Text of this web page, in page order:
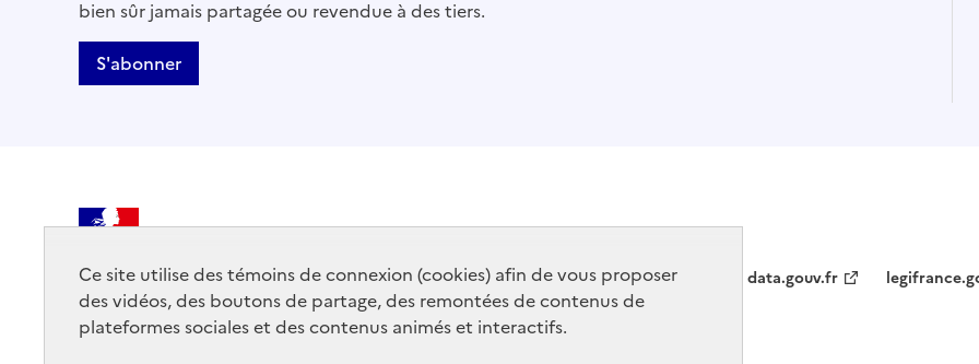
Ce site utilise des témoins de connexion (cookies) afin de vous proposer
des vidéos, des boutons de partage, des remontées de contenus de
plateformes sociales et des contenus animés et interactifs.
bien sûr jamais partagée ou revendue à des tiers.
S'abonner
DE LA CULTURE data.gouv.fr